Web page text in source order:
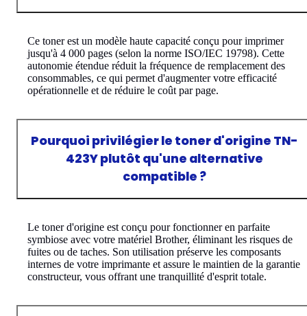
Ce toner est un modèle haute capacité conçu pour imprimer
jusqu'à 4 000 pages (selon la norme ISO/IEC 19798). Cette
autonomie étendue réduit la fréquence de remplacement des
consommables, ce qui permet d'augmenter votre efficacité
opérationnelle et de réduire le coût par page.
Pourquoi privilégier le toner d'origine TN-
423Y plutôt qu'une alternative
compatible ?
Le toner d'origine est conçu pour fonctionner en parfaite
symbiose avec votre matériel Brother, éliminant les risques de
fuites ou de taches. Son utilisation préserve les composants
internes de votre imprimante et assure le maintien de la garantie
constructeur, vous offrant une tranquillité d'esprit totale.